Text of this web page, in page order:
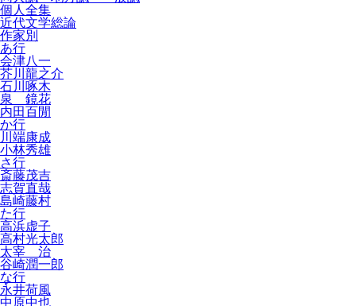
個人全集
近代文学総論
作家別
あ行
会津八一
芥川龍之介
石川啄木
泉 鏡花
内田百閒
か行
川端康成
小林秀雄
さ行
斎藤茂吉
志賀直哉
島崎藤村
た行
高浜虚子
高村光太郎
太宰 治
谷崎潤一郎
な行
永井荷風
中原中也